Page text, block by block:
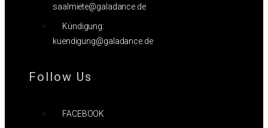
saalmiete@galadance.de
Kündigung:
kuendigung@galadance.de
Follow Us
FACEBOOK